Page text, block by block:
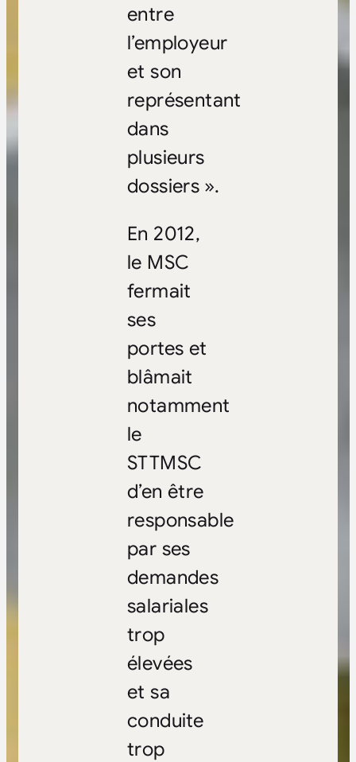
entre
l’employeur
et son
représentant
dans
plusieurs
dossiers ».
En 2012,
le MSC
fermait
ses
portes et
blâmait
notamment
le
STTMSC
d’en être
responsable
par ses
demandes
salariales
trop
élevées
et sa
conduite
trop